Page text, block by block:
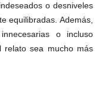
o desniveles
equilibradas. Además,
o incluso
relato sea mucho más